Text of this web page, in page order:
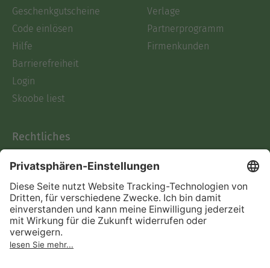
Geschenkgutscheine
Code einlösen
Hilfe
Barrierefreiheit
Login
Skoobe liest
Verlage
Partnerprogramm
Firmenkunden
Rechtliches
AGB
Informationen nach Data
Act
Verträge hier kündigen
Impressum